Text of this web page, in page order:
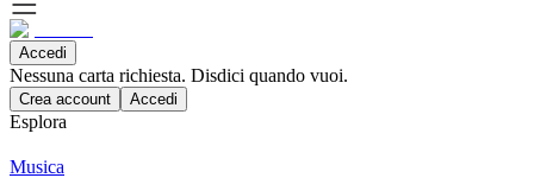
Accedi
Nessuna carta richiesta. Disdici quando vuoi.
Crea account Accedi
Esplora
Musica